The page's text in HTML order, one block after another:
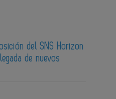
del SNS Horizon
de nuevos